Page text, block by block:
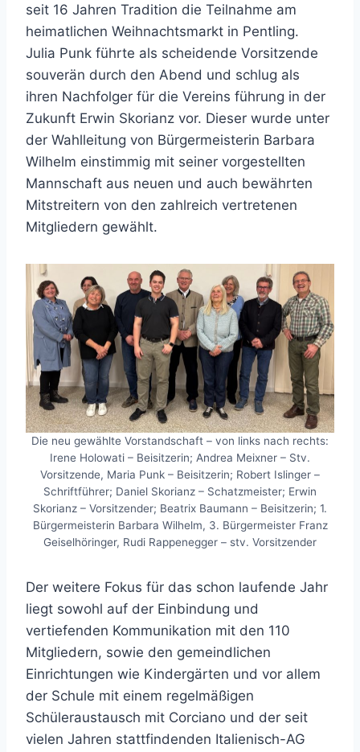
seit 16 Jahren Tradition die Teilnahme am
heimatlichen Weihnachtsmarkt in Pentling.
Julia Punk führte als scheidende Vorsitzende
souverän durch den Abend und schlug als
ihren Nachfolger für die Vereins führung in der
Zukunft Erwin Skorianz vor. Dieser wurde unter
der Wahlleitung von Bürgermeisterin Barbara
Wilhelm einstimmig mit seiner vorgestellten
Mannschaft aus neuen und auch bewährten
Mitstreitern von den zahlreich vertretenen
Mitgliedern gewählt.
Die neu gewählte Vorstandschaft – von links nach rechts:
Irene Holowati – Beisitzerin; Andrea Meixner – Stv.
Vorsitzende, Maria Punk – Beisitzerin; Robert Islinger –
Schriftführer; Daniel Skorianz – Schatzmeister; Erwin
Skorianz – Vorsitzender; Beatrix Baumann – Beisitzerin; 1.
Bürgermeisterin Barbara Wilhelm, 3. Bürgermeister Franz
Geiselhöringer, Rudi Rappenegger – stv. Vorsitzender
Der weitere Fokus für das schon laufende Jahr
liegt sowohl auf der Einbindung und
vertiefenden Kommunikation mit den 110
Mitgliedern, sowie den gemeindlichen
Einrichtungen wie Kindergärten und vor allem
der Schule mit einem regelmäßigen
Schüleraustausch mit Corciano und der seit
vielen Jahren stattfindenden Italienisch-AG